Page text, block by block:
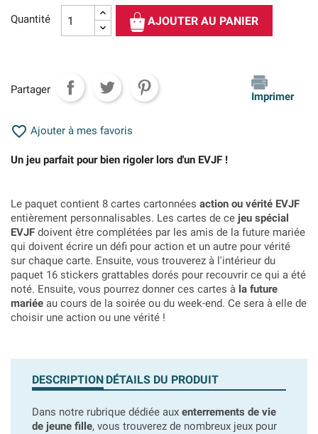
Quantité AJOUTER AU PANIER
Partager
Imprimer
 Ajouter à mes favoris
Un jeu parfait pour bien rigoler lors d'un EVJF !
Le paquet contient 8 cartes cartonnées action ou vérité EVJF
entièrement personnalisables. Les cartes de ce jeu spécial
EVJF doivent être complétées par les amis de la future mariée
qui doivent écrire un défi pour action et un autre pour vérité
sur chaque carte. Ensuite, vous trouverez à l'intérieur du
paquet 16 stickers grattables dorés pour recouvrir ce qui a été
noté. Ensuite, vous pourrez donner ces cartes à la future
mariée au cours de la soirée ou du week-end. Ce sera à elle de
choisir une action ou une vérité !
DESCRIPTION DÉTAILS DU PRODUIT
Dans notre rubrique dédiée aux enterrements de vie
de jeune fille, vous trouverez de nombreux jeux pour